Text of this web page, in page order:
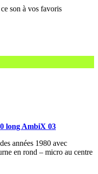
long AmbiX 03
années 1980 avec
en rond – micro au centre